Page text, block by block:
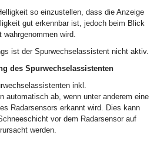
so einzustellen, dass die Anzeige
gut erkennbar ist, jedoch beim Blick
wird.
ist der Spurwechselassistent nicht aktiv.
des Spurwechselassistenten
inkl.
automatisch ab, wenn unter anderem eine
Radarsensors erkannt wird. Dies kann
vor dem Radarsensor auf
werden.